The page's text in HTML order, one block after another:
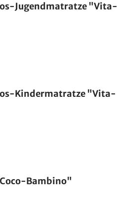
Jugendmatratze "Vita-
Kindermatratze "Vita-
Bambino"